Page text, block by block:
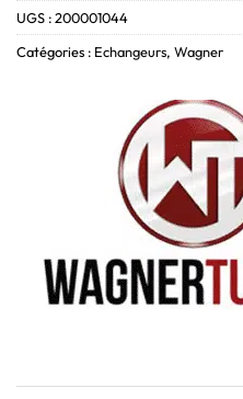
UGS :200001044
Catégories : Echangeurs, Wagner